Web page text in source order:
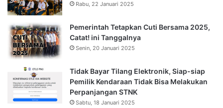
Rabu, 22 Januari 2025
Pemerintah Tetapkan Cuti Bersama 2025,
Catat! ini Tanggalnya
Senin, 20 Januari 2025
Tidak Bayar Tilang Elektronik, Siap-siap
Pemilik Kendaraan Tidak Bisa Melakukan
Perpanjangan STNK
Sabtu, 18 Januari 2025